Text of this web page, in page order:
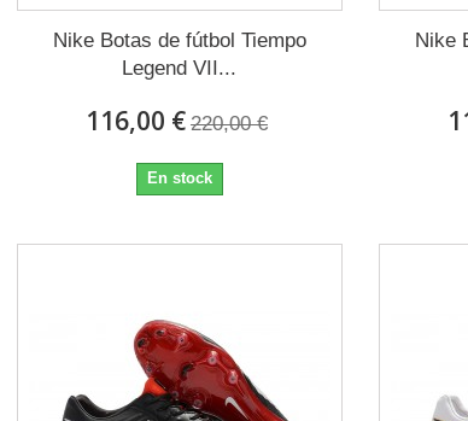
Nike Botas de fútbol Tiempo
Legend VII...
116,00 € 220,00 €
En stock
Nike